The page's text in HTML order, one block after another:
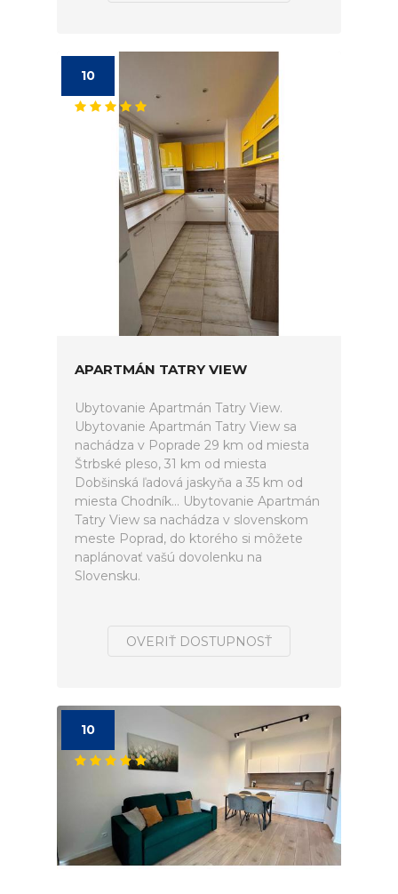
10
APARTMÁN TATRY VIEW
Ubytovanie Apartmán Tatry View.
Ubytovanie Apartmán Tatry View sa
nachádza v Poprade 29 km od miesta
Štrbské pleso, 31 km od miesta
Dobšinská ľadová jaskyňa a 35 km od
miesta Chodník... Ubytovanie Apartmán
Tatry View sa nachádza v slovenskom
meste Poprad, do ktorého si môžete
naplánovať vašú dovolenku na
Slovensku.
OVERIŤ DOSTUPNOSŤ
10